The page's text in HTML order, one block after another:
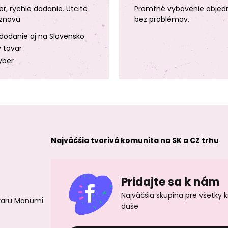
rychle dodanie. Utcite
aj na Slovensko
tovar
Promtné vybavenie
bez problémov.
Manumi
Najväčšia tvorivá komunita na SK a CZ trhu
Pridajte sa k nám
Najväčšia skupina pre všetky
duše